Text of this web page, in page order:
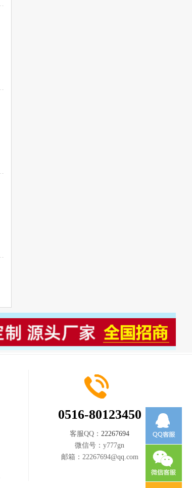
0516-80123450
客服QQ： 22267694
微信号： y777gn
邮箱： 22267694@qq.com